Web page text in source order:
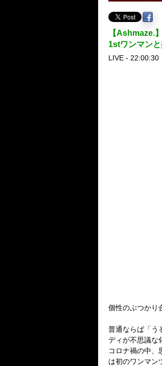
【Ashmaze.
1stワンマン
LIVE - 22:00:30
個性のぶつかり
普通ならば「う
ディが不思議な
コロナ禍の中、
は初のワンマン